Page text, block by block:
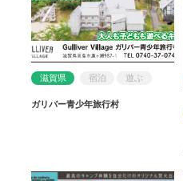
滋賀県 宿泊 遊ぶ
ガリバー青少年旅行村